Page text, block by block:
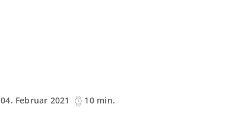
04. Februar 2021
10 min.